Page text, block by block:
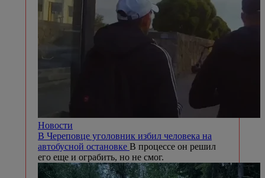
Новости
В Череповце уголовник избил человека на
автобусной остановке В процессе он решил
его еще и ограбить, но не смог.